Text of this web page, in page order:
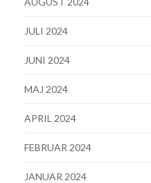
JULI 2024
JUNI 2024
MAJ 2024
APRIL 2024
FEBRUAR 2024
JANUAR 2024